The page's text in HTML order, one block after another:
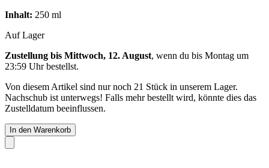
Inhalt: 250 ml
Auf Lager
Zustellung bis Mittwoch, 12. August, wenn du bis Montag um
23:59 Uhrbestellst.
Von diesem Artikel sind nur noch 21 Stück in unserem Lager.
Nachschub ist unterwegs! Falls mehr bestellt wird, könnte dies das
Zustelldatum beeinflussen.
In den Warenkorb